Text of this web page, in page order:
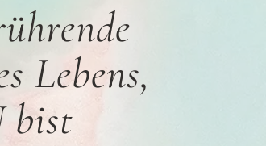
Lebens,
bist